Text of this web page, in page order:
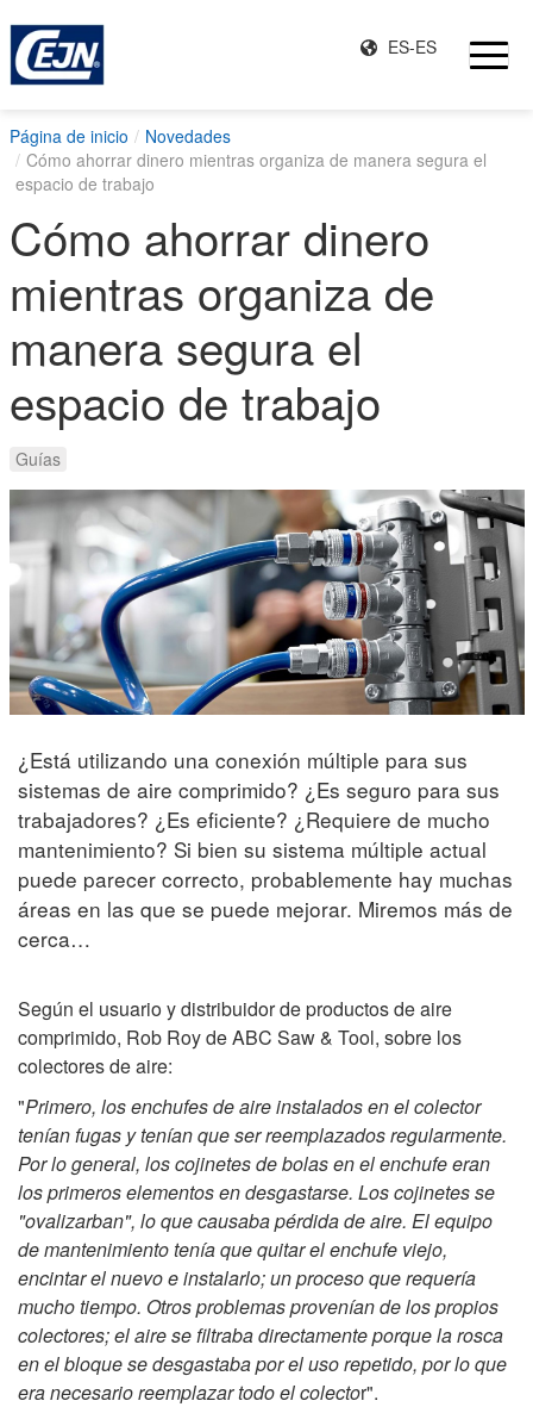
ES-ES
Página de inicio
Novedades
Cómo ahorrar dinero mientras organiza de manera segura el
espacio de trabajo
Cómo ahorrar dinero
mientras organiza de
manera segura el
espacio de trabajo
Guías
¿Está utilizando una conexión múltiple para sus
sistemas de aire comprimido? ¿Es seguro para sus
trabajadores? ¿Es eficiente? ¿Requiere de mucho
mantenimiento? Si bien su sistema múltiple actual
puede parecer correcto, probablemente hay muchas
áreas en las que se puede mejorar. Miremos más de
cerca…
Según el usuario y distribuidor de productos de aire
comprimido, Rob Roy de ABC Saw & Tool, sobre los
colectores de aire:
"Primero, los enchufes de aire instalados en el colector
tenían fugas y tenían que ser reemplazados regularmente.
Por lo general, los cojinetes de bolas en el enchufe eran
los primeros elementos en desgastarse. Los cojinetes se
"ovalizarban", lo que causaba pérdida de aire. El equipo
de mantenimiento tenía que quitar el enchufe viejo,
encintar el nuevo e instalarlo; un proceso que requería
mucho tiempo. Otros problemas provenían de los propios
colectores; el aire se filtraba directamente porque la rosca
en el bloque se desgastaba por el uso repetido, por lo que
era necesario reemplazar todo el colector".